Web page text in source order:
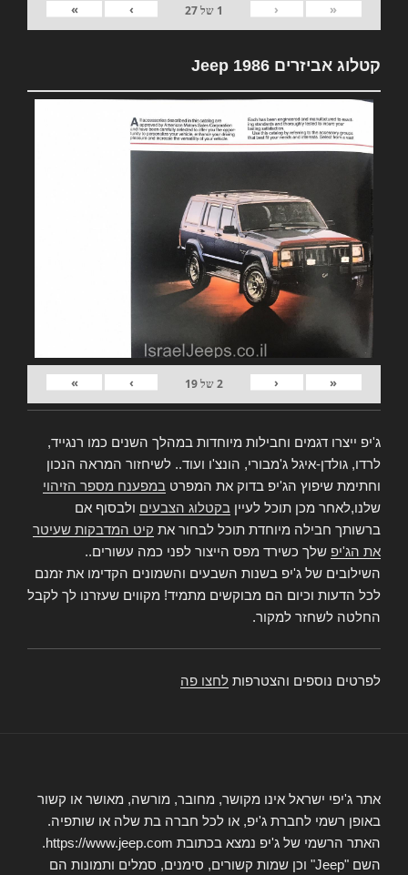
«
‹
1 של27
›
»
קטלוג אביזרים Jeep 1986
«
‹
2של19
›
»
ג'יפ ייצרו דגמים וחבילות מיוחדות במהלך השנים כמו רנגייד,
לרדו, גולדן-איגל ג'מבורי, הונצ'ו ועוד.. לשיחזור המראה הנכון
וחתימת שיפוץ הג'יפ בדוק את המפרט במפענח מספר הזיהוי
שלנו,לאחר מכן תוכל לעיין בקטלוג הצבעים ולבסוף אם
ברשותך חבילה מיוחדת תוכל לבחור את קיט המדבקות שעיטר
את הג'יפ שלך כשירד מפס הייצור לפני כמה עשורים..
השילובים של ג'יפ בשנות השבעים והשמונים הקדימו את זמנם
לכל הדעות וכיום הם מבוקשים מתמיד! מקווים שעזרנו לך לקבל
החלטה לשחזר למקור.
לפרטים נוספים והצטרפות לחצו פה
אתר ג'יפי ישראל אינו מקושר, מחובר, מורשה, מאושר או קשור
באופן רשמי לחברת ג'יפ, או לכל חברה בת שלה או שותפיה.
האתר הרשמי של ג'יפ נמצא בכתובת https://www.jeep.com.
השם "Jeep" וכן שמות קשורים, סימנים, סמלים ותמונות הם